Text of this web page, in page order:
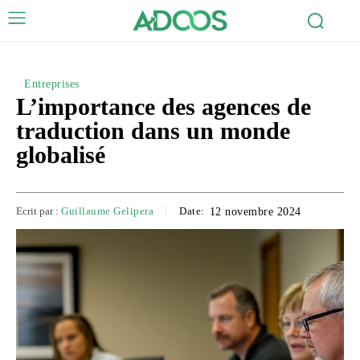
Entreprises
L’importance des agences de
traduction dans un monde
globalisé
Ecrit par : Guillaume Gelipera Date: 12 novembre 2024